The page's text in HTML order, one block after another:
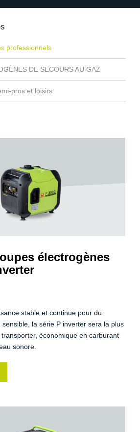
professionnels
DE SECOURS AU GAZ
pros et loisirs
électrogènes
stable et continue pour du
la série P inverter sera la plus
économique en carburant
sonore.